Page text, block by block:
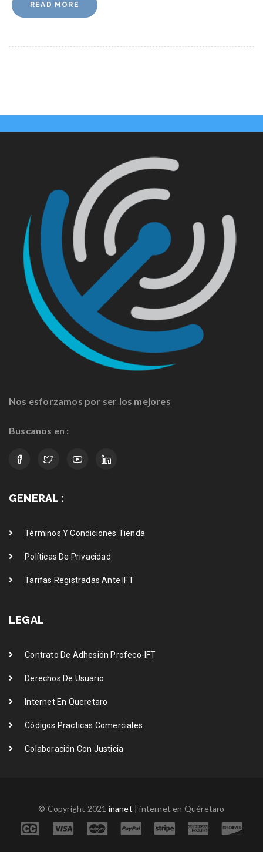
READ MORE
Nos esforzamos por ser los mejores
Buscanos en :
GENERAL :
Términos Y Condiciones Tienda
Políticas De Privacidad
Tarifas Registradas Ante IFT
LEGAL
Contrato De Adhesión Profeco-IFT
Derechos De Usuario
Internet En Queretaro
Códigos Practicas Comerciales
Colaboración Con Justicia
© Copyright 2021 inanet | internet en Quéretaro